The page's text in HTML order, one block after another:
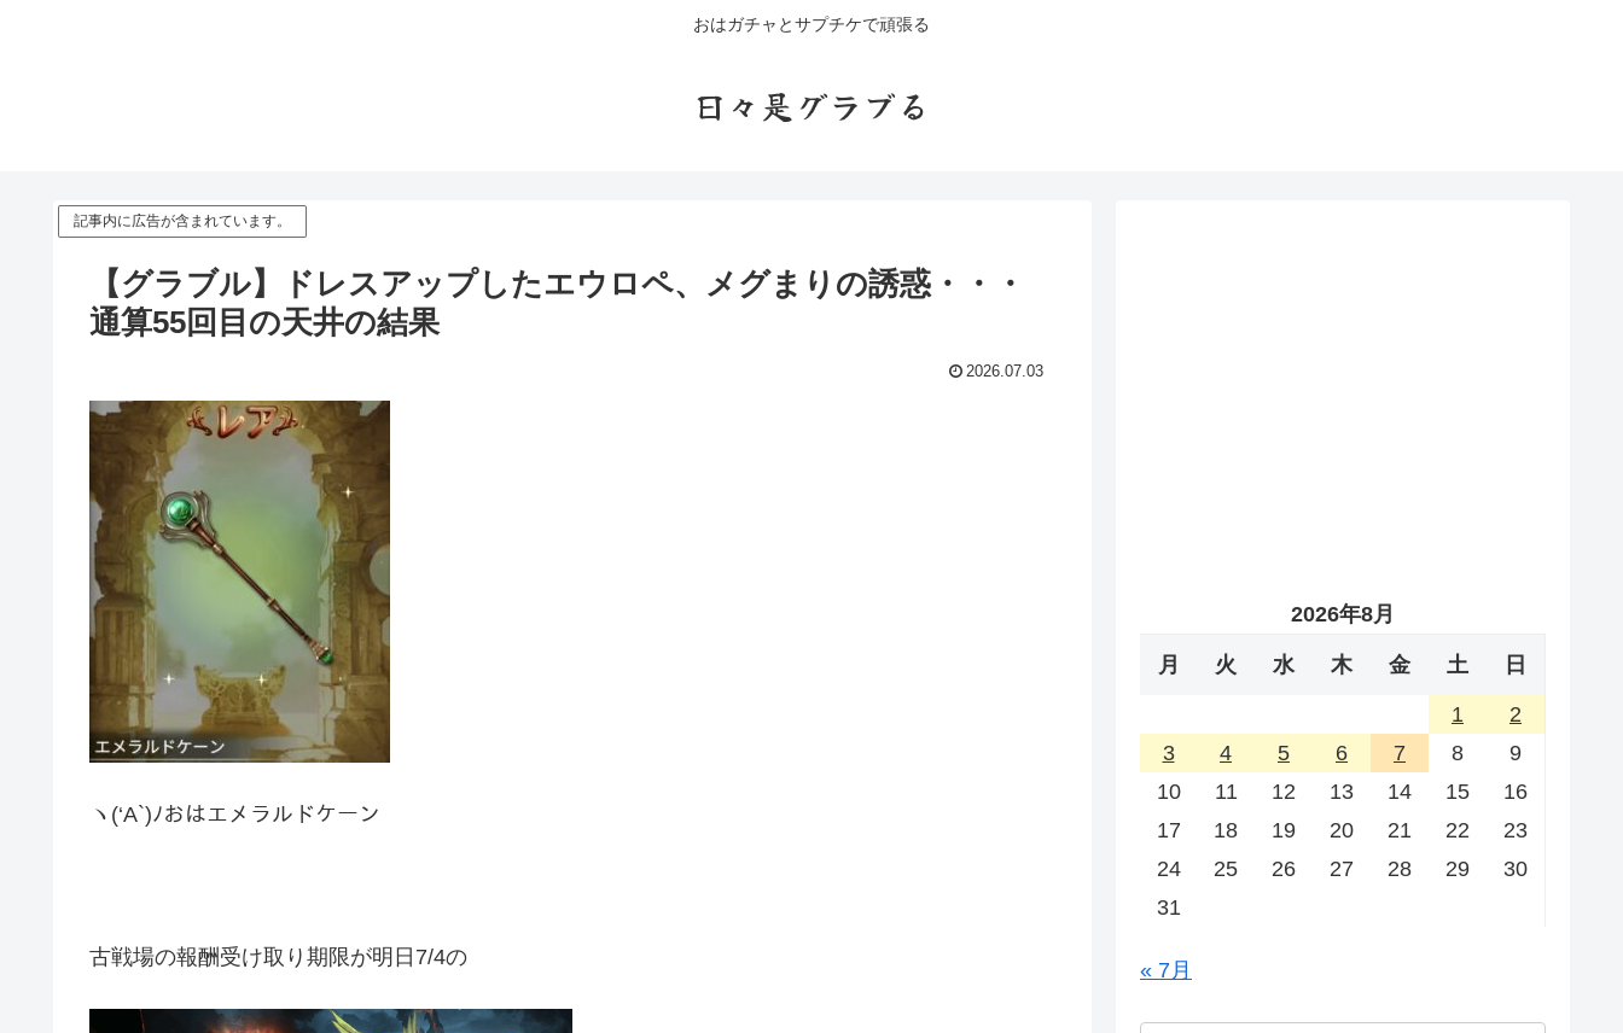
おはガチャとサプチケで頑張る
日々是グラブる
記事内に広告が含まれています。
【グラブル】ドレスアップしたエウロペ、メグまりの誘惑・・・
通算55回目の天井の結果
2026.07.03
ヽ(‘A`)ﾉおはエメラルドケーン
古戦場の報酬受け取り期限が明日7/4の
2026年8月
月 火 水 木 金 土 日
1
2
3
4 5 6 7 8
9
10
11 12 13 14 15
16
17
18 19 20 21 22
23
24
25 26 27 28 29
30
31
« 7月